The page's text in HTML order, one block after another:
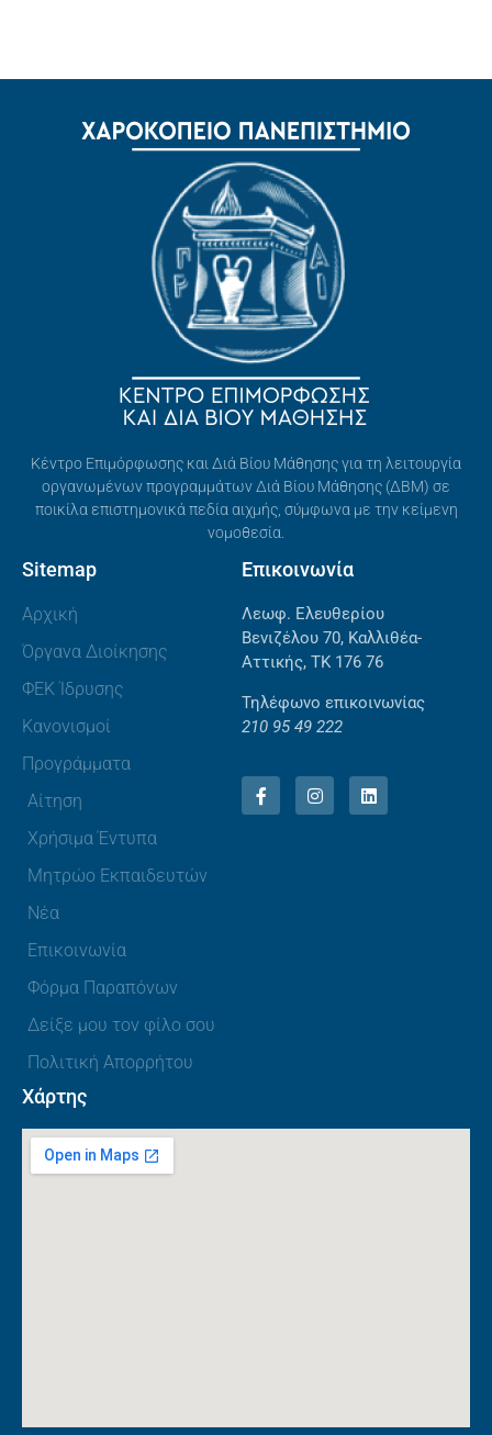
Κέντρο Επιμόρφωσης και Διά Βίου Μάθησης για τη λειτουργία
οργανωμένων προγραμμάτων Διά Βίου Μάθησης (ΔΒΜ) σε
ποικίλα επιστημονικά πεδία αιχμής, σύμφωνα με την κείμενη
νομοθεσία.
Sitemap
Αρχική
Όργανα Διοίκησης
ΦΕΚ Ίδρυσης
Κανονισμοί
Προγράμματα
Αίτηση
Χρήσιμα Έντυπα
Μητρώο Εκπαιδευτών
Νέα
Επικοινωνία
Φόρμα Παραπόνων
Δείξε μου τον φίλο σου
Πολιτική Απορρήτου
Επικοινωνία
Λεωφ. Ελευθερίου
Βενιζέλου 70, Καλλιθέα-
Αττικής, ΤΚ 176 76
Τηλέφωνο επικοινωνίας
210 95 49 222
Χάρτης